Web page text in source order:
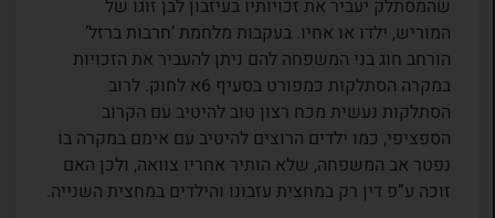
שהמסתלק יעביר את זכויותיו בעיזבון לבן זוגו של
המוריש, ילדו או אחיו. בעקבות מלחמת ‘חרבות ברזל’
הורחב חוג בני המשפחה להם ניתן להעביר את הזכויות
במקרה הסתלקות כמפורט בסעיף 6א לחוק. לרוב
הסתלקות נעשית מכח רצון טוב להיטיב עם הקרוב
הספציפי, כמו ילדים הרוצים להיטיב עם אימם במקרה בו
נפטר אב המשפחה, שלא הותיר אחריו צוואה, ולכן האם
זוכה ע”פ דין רק במחצית עזבונו והילדים במחצית השנייה.